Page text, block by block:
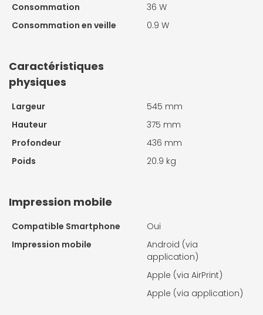
Consommation
36 W
Consommation en veille
0.9 W
Caractéristiques
physiques
Largeur
545 mm
Hauteur
375 mm
Profondeur
436 mm
Poids
20.9 kg
Impression mobile
Compatible Smartphone
Oui
Impression mobile
Android (via
application)
Apple (via AirPrint)
Apple (via application)